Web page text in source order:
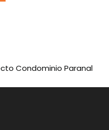
Condominio Paranal